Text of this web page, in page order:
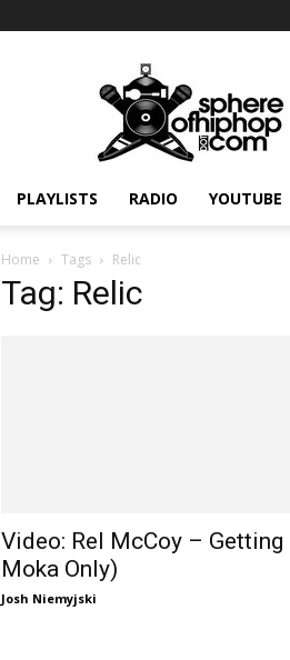
PLAYLISTS RADIO YOUTUBE
Home Tags Relic
Tag: Relic
Video: Rel McCoy – Getting
Moka Only)
Josh Niemyjski